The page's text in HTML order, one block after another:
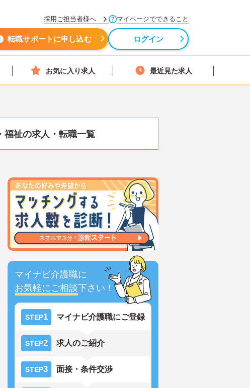
採用ご担当者様へ マイページでできること
転職サポートに申し込む ログイン
お気に入り求人 最近見た求人
福祉の求人・転職一覧
マイナビ介護職に
お気軽にご相談下さい！
STEP1 マイナビ介護職にご登録
STEP2 求人のご紹介
STEP3 面接・条件交渉